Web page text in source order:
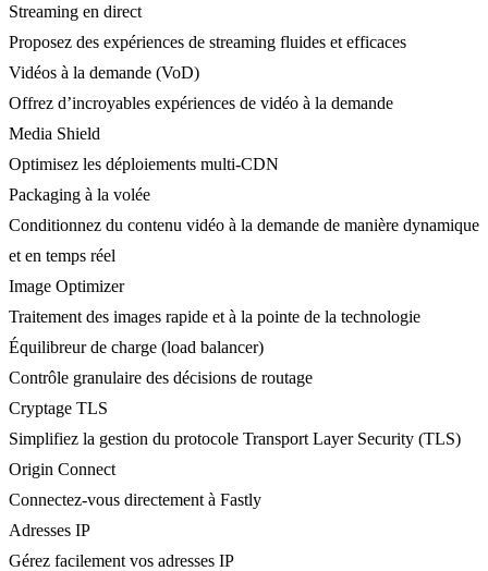
Streaming en direct
Proposez des expériences de streaming fluides et efficaces
Vidéos à la demande (VoD)
Offrez d’incroyables expériences de vidéo à la demande
Media Shield
Optimisez les déploiements multi-CDN
Packaging à la volée
Conditionnez du contenu vidéo à la demande de manière dynamique
et en temps réel
Image Optimizer
Traitement des images rapide et à la pointe de la technologie
Équilibreur de charge (load balancer)
Contrôle granulaire des décisions de routage
Cryptage TLS
Simplifiez la gestion du protocole Transport Layer Security (TLS)
Origin Connect
Connectez-vous directement à Fastly
Adresses IP
Gérez facilement vos adresses IP